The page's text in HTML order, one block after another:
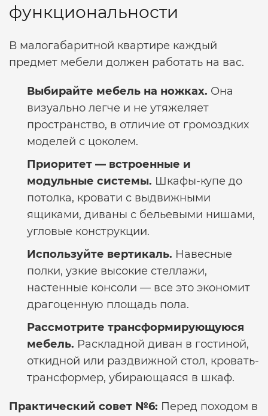
функциональности
В малогабаритной квартире каждый
предмет мебели должен работать на вас.
Выбирайте мебель на ножках. Она
визуально легче и не утяжеляет
пространство, в отличие от громоздких
моделей с цоколем.
Приоритет — встроенные и
модульные системы. Шкафы-купе до
потолка, кровати с выдвижными
ящиками, диваны с бельевыми нишами,
угловые конструкции.
Используйте вертикаль. Навесные
полки, узкие высокие стеллажи,
настенные консоли — все это экономит
драгоценную площадь пола.
Рассмотрите трансформирующуюся
мебель. Раскладной диван в гостиной,
откидной или раздвижной стол, кровать-
трансформер, убирающаяся в шкаф.
Практический совет №6: Перед походом в